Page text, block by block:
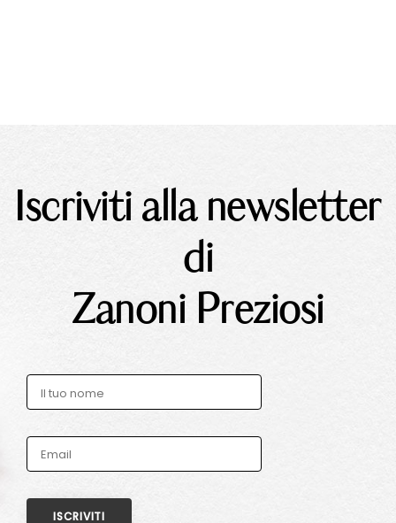
Iscriviti alla newsletter
di
Zanoni Preziosi